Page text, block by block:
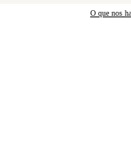
O que nos